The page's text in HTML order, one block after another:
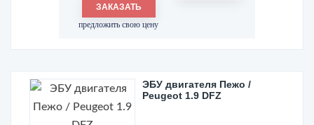
ЗАКАЗАТЬ
предложить свою цену
ЭБУ двигателя Пежо /
Peugeot 1.9 DFZ